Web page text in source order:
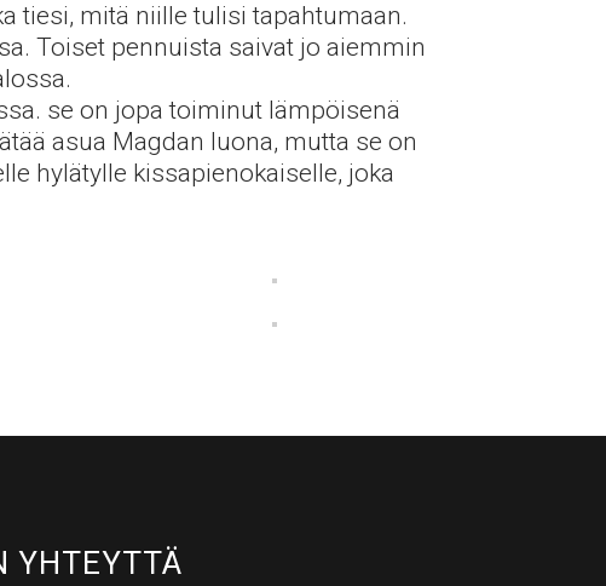
tiesi, mitä niille tulisi tapahtumaan.
Toiset pennuista saivat jo aiemmin
se on jopa toiminut lämpöisenä
asua Magdan luona, mutta se on
hylätylle kissapienokaiselle, joka
YHTEYTTÄ​